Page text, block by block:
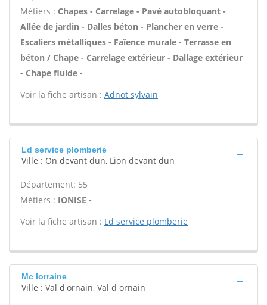
Métiers : Chapes - Carrelage - Pavé autobloquant -
Allée de jardin - Dalles béton - Plancher en verre -
Escaliers métalliques - Faïence murale - Terrasse en
béton / Chape - Carrelage extérieur - Dallage extérieur
- Chape fluide -
Voir la fiche artisan : Adnot sylvain
Ld service plomberie
Ville : On devant dun, Lion devant dun
Département: 55
Métiers : IONISE -
Voir la fiche artisan : Ld service plomberie
Mc lorraine
Ville : Val d'ornain, Val d ornain